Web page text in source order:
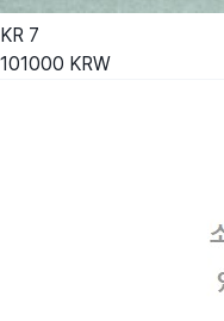
KR 7
101000 KRW